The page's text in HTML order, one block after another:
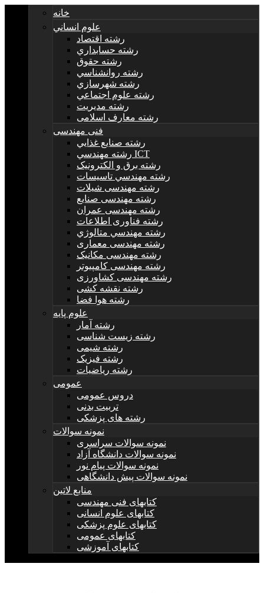
خانه
علوم انساني
رشته اقتصاد
رشته حسابداري
رشته حقوق
رشته روانشناسي
رشته شهرسازي
رشته علوم اجتماعي
رشته مديريت
رشته معارف اسلامی
فنی مهندسی
رشته صنايع غذايي
رشته مهندسي ICT
رشته برق و الکترونيک
رشته مهندسي تاسيسات
رشته مهندسی شیلات
رشته مهندسی صنایع
رشته مهندسی عمران
رشته فناوری اطلاعات
رشته مهندسي متالوژي
رشته مهندسی معماری
رشته مهندسی مکانیک
رشته مهندسی کامپیوتر
رشته مهندسی کشاورزی
رشته نقشه کشی
رشته هوا فضا
علوم پایه
رشته آمار
رشته زیست شناسی
رشته شیمی
رشته فیزیک
رشته ریاضیات
عمومی
دروس عمومی
تربیت بدنی
رشته های پزشکی
نمونه سوالات
نمونه سوالات سراسری
نمونه سوالات دانشگاه آزاد
نمونه سوالات پیام نور
نمونه سوالات پیش دانشگاهی
منابع لاتین
کتابهای فنی مهندسی
کتابهای علوم انسانی
کتابهای علوم پزشکی
کتابهای عمومی
کتابهای آموزشی